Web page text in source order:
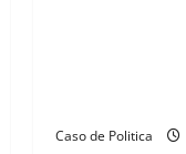
Caso de Politica